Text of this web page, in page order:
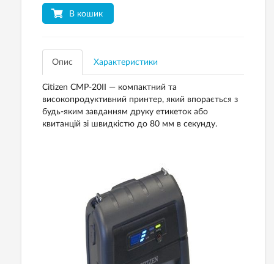
В кошик
Опис Характеристики
Citizen CMP-20II — компактний та
високопродуктивний принтер, який впорається з
будь-яким завданням друку етикеток або
квитанцій зі швидкістю до 80 мм в секунду.